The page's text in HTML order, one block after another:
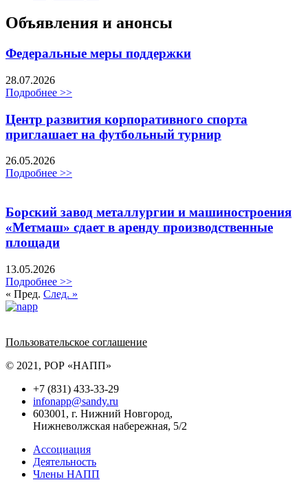
Объявления и анонсы
Федеральные меры поддержки
28.07.2026
Подробнее >>
Центр развития корпоративного спорта
приглашает на футбольный турнир
26.05.2026
Подробнее >>
Борский завод металлургии и машиностроения
«Метмаш» сдает в аренду производственные
площади
13.05.2026
Подробнее >>
« Пред. След. »
Пользовательское соглашение
© 2021, РОР «НАПП»
+7 (831) 433-33-29
infonapp@sandy.ru
603001, г. Нижний Новгород,
Нижневолжская набережная, 5/2
Ассоциация
Деятельность
Члены НАПП